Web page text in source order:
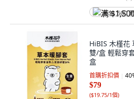
满 $1,500
HiBIS 木槿花
雙/盒 輕鬆穿
盒
首購折扣價 40
$79
($19.75/1個)